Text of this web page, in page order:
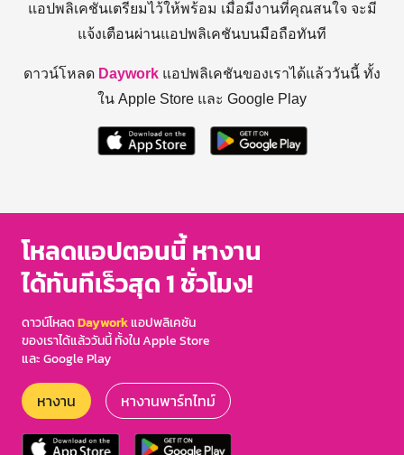
แอปพลิเคชันเตรียมไว้ให้พร้อม เมื่อมีงานที่คุณสนใจ จะมี
แจ้งเตือนผ่านแอปพลิเคชันบนมือถือทันที
ดาวน์โหลด Daywork แอปพลิเคชันของเราได้แล้ววันนี้ ทั้ง
ใน Apple Store และ Google Play
โหลดแอปตอนนี้ หางาน
ได้ทันทีเร็วสุด 1 ชั่วโมง!
ดาวน์โหลดDayworkแอปพลิเคชัน
ของเราได้แล้ววันนี้ ทั้งใน Apple Store
และ Google Play
หางาน หางานพาร์ทไทม์